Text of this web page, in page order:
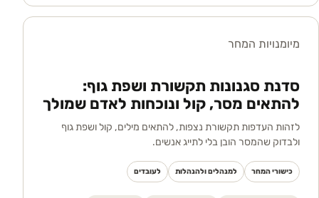
מיומנויות המחר
סדנת סגנונות תקשורת ושפת גוף:
להתאים מסר, קול ונוכחות לאדם שמולך
לזהות העדפות תקשורת נצפות, להתאים מילים, קול ושפת גוף
ולבדוק שהמסר הובן בלי לתייג אנשים.
כישורי המחר למנהלים ולהנהלות לעובדים